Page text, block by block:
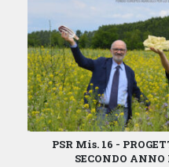
PSR Mis. 16 -
SECONDO